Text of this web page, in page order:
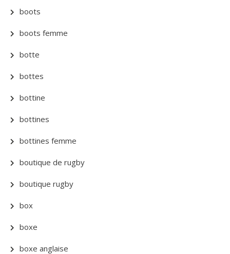
boots
boots femme
botte
bottes
bottine
bottines
bottines femme
boutique de rugby
boutique rugby
box
boxe
boxe anglaise